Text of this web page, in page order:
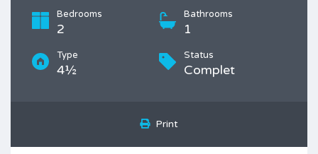
Bedrooms
2
Bathrooms
1
Type
4½
Status
Complet
Print